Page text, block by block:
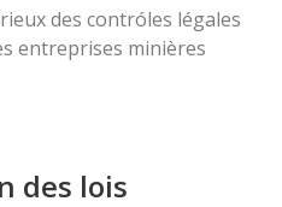
des contróles légales
entreprises minières
des lois